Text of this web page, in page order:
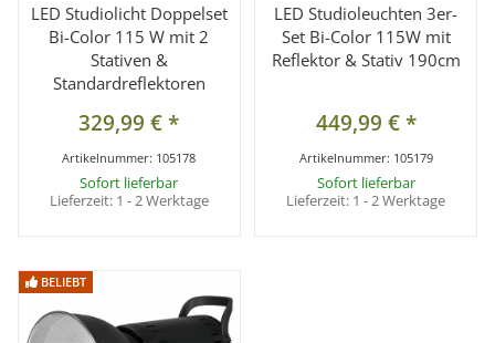
LED Studiolicht Doppelset
Bi-Color 115 W mit 2
Stativen &
Standardreflektoren
329,99 €*
Artikelnummer: 105178
Sofort lieferbar
Lieferzeit: 1 - 2 Werktage
LED Studioleuchten 3er-
Set Bi-Color 115W mit
Reflektor & Stativ 190cm
449,99 €*
Artikelnummer: 105179
Sofort lieferbar
Lieferzeit: 1 - 2 Werktage
BELIEBT
BELIEBT